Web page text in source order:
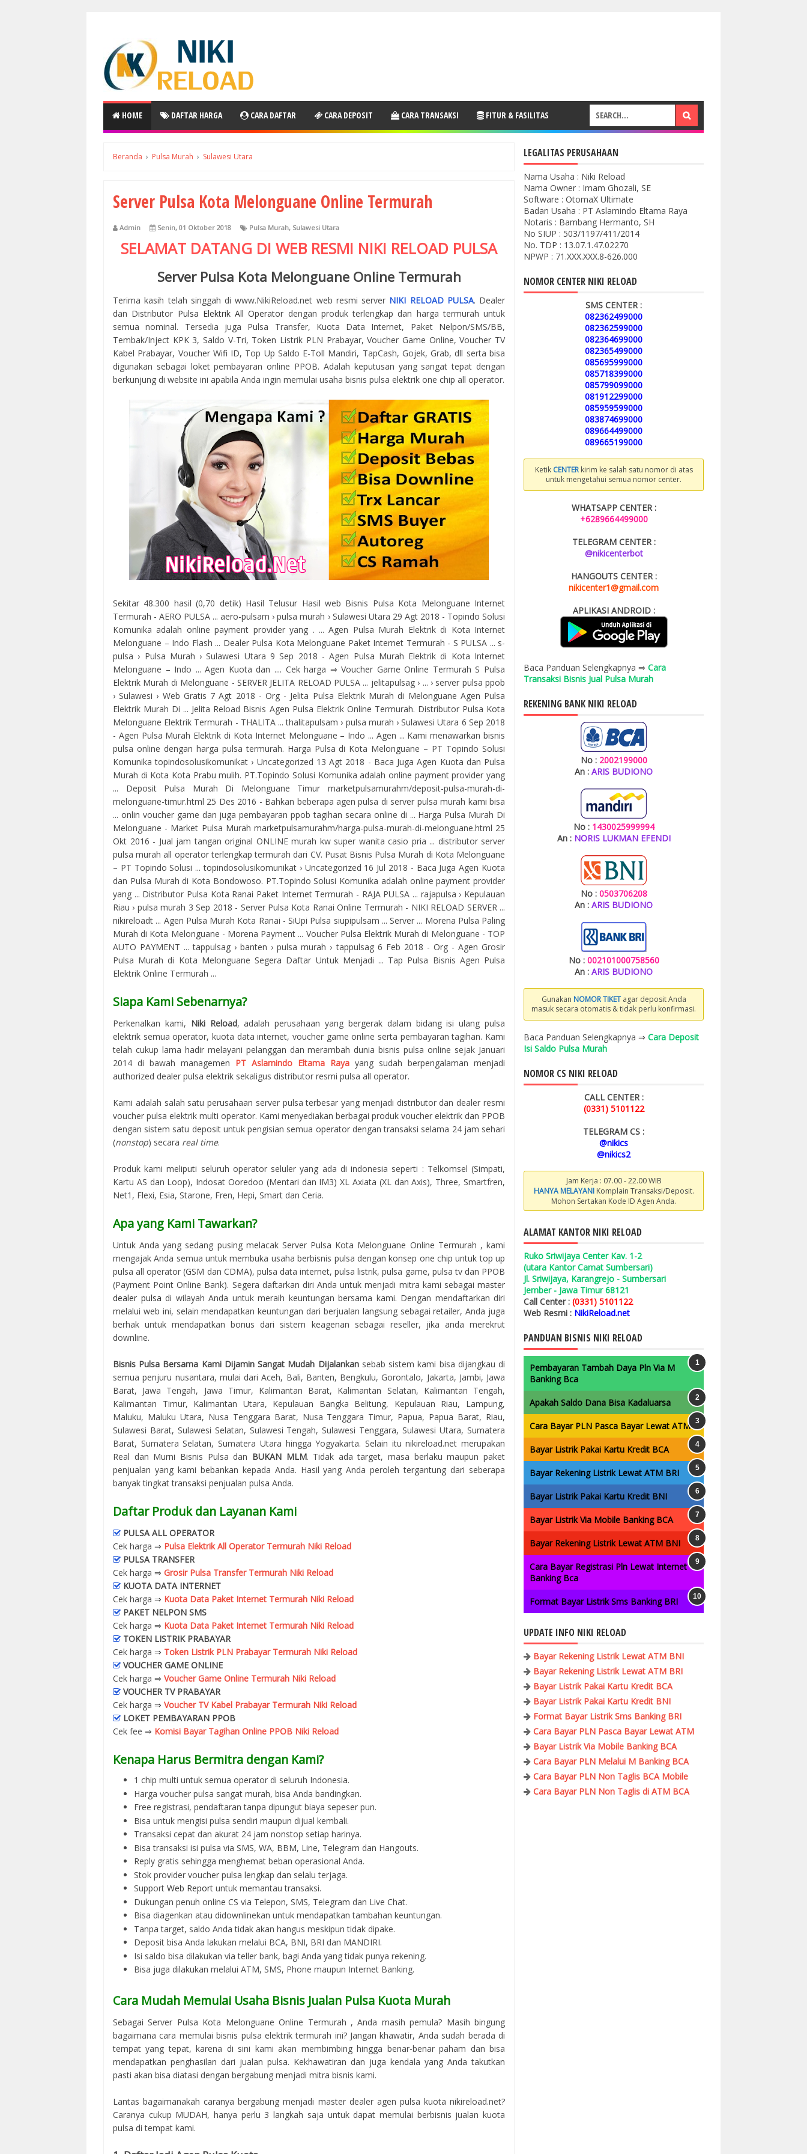
HOME DAFTAR HARGA CARA DAFTAR CARA DEPOSIT CARA TRANSAKSI FITUR & FASILITAS
Beranda › Pulsa Murah › Sulawesi Utara
Server Pulsa Kota Melonguane Online Termurah
Admin Senin, 01 Oktober 2018 Pulsa Murah, Sulawesi Utara
SELAMAT DATANG DI WEB RESMI NIKI RELOAD PULSA
Server Pulsa Kota Melonguane Online Termurah
Terima kasih telah singgah di www.NikiReload.net web resmi server NIKI RELOAD PULSA. Dealer
dan Distributor Pulsa Elektrik All Operator dengan produk terlengkap dan harga termurah untuk
semua nominal. Tersedia juga Pulsa Transfer, Kuota Data Internet, Paket Nelpon/SMS/BB,
Tembak/Inject KPK 3, Saldo V-Tri, Token Listrik PLN Prabayar, Voucher Game Online, Voucher TV
Kabel Prabayar, Voucher Wifi ID, Top Up Saldo E-Toll Mandiri, TapCash, Gojek, Grab, dll serta bisa
digunakan sebagai loket pembayaran online PPOB. Adalah keputusan yang sangat tepat dengan
berkunjung di website ini apabila Anda ingin memulai usaha bisnis pulsa elektrik one chip all operator.
Sekitar 48.300 hasil (0,70 detik) Hasil Telusur Hasil web Bisnis Pulsa Kota Melonguane Internet
Termurah - AERO PULSA ... aero-pulsam › pulsa murah › Sulawesi Utara 29 Agt 2018 - Topindo Solusi
Komunika adalah online payment provider yang . ... Agen Pulsa Murah Elektrik di Kota Internet
Melonguane – Indo Flash ... Dealer Pulsa Kota Melonguane Paket Internet Termurah - S PULSA ... s-
pulsa › Pulsa Murah › Sulawesi Utara 9 Sep 2018 - Agen Pulsa Murah Elektrik di Kota Internet
Melonguane – Indo ... Agen Kuota dan .... Cek harga ⇒ Voucher Game Online Termurah S Pulsa
Elektrik Murah di Melonguane - SERVER JELITA RELOAD PULSA ... jelitapulsag › ... › server pulsa ppob
› Sulawesi › Web Gratis 7 Agt 2018 - Org - Jelita Pulsa Elektrik Murah di Melonguane Agen Pulsa
Elektrik Murah Di ... Jelita Reload Bisnis Agen Pulsa Elektrik Online Termurah. Distributor Pulsa Kota
Melonguane Elektrik Termurah - THALITA ... thalitapulsam › pulsa murah › Sulawesi Utara 6 Sep 2018
- Agen Pulsa Murah Elektrik di Kota Internet Melonguane – Indo ... Agen ... Kami menawarkan bisnis
pulsa online dengan harga pulsa termurah. Harga Pulsa di Kota Melonguane – PT Topindo Solusi
Komunika topindosolusikomunikat › Uncategorized 13 Agt 2018 - Baca Juga Agen Kuota dan Pulsa
Murah di Kota Kota Prabu mulih. PT.Topindo Solusi Komunika adalah online payment provider yang
... Deposit Pulsa Murah Di Melonguane Timur marketpulsamurahm/deposit-pulsa-murah-di-
melonguane-timur.html 25 Des 2016 - Bahkan beberapa agen pulsa di server pulsa murah kami bisa
... onlin voucher game dan juga pembayaran ppob tagihan secara online di ... Harga Pulsa Murah Di
Melonguane - Market Pulsa Murah marketpulsamurahm/harga-pulsa-murah-di-melonguane.html 25
Okt 2016 - Jual jam tangan original ONLINE murah kw super wanita casio pria ... distributor server
pulsa murah all operator terlengkap termurah dari CV. Pusat Bisnis Pulsa Murah di Kota Melonguane
– PT Topindo Solusi ... topindosolusikomunikat › Uncategorized 16 Jul 2018 - Baca Juga Agen Kuota
dan Pulsa Murah di Kota Bondowoso. PT.Topindo Solusi Komunika adalah online payment provider
yang ... Distributor Pulsa Kota Ranai Paket Internet Termurah - RAJA PULSA ... rajapulsa › Kepulauan
Riau › pulsa murah 3 Sep 2018 - Server Pulsa Kota Ranai Online Termurah - NIKI RELOAD SERVER ...
nikireloadt ... Agen Pulsa Murah Kota Ranai - SiUpi Pulsa siupipulsam ... Server ... Morena Pulsa Paling
Murah di Kota Melonguane - Morena Payment ... Voucher Pulsa Elektrik Murah di Melonguane - TOP
AUTO PAYMENT ... tappulsag › banten › pulsa murah › tappulsag 6 Feb 2018 - Org - Agen Grosir
Pulsa Murah di Kota Melonguane Segera Daftar Untuk Menjadi ... Tap Pulsa Bisnis Agen Pulsa
Elektrik Online Termurah ...
Siapa Kami Sebenarnya?
Perkenalkan kami, Niki Reload, adalah perusahaan yang bergerak dalam bidang isi ulang pulsa
elektrik semua operator, kuota data internet, voucher game online serta pembayaran tagihan. Kami
telah cukup lama hadir melayani pelanggan dan merambah dunia bisnis pulsa online sejak Januari
2014 di bawah managemen PT Aslamindo Eltama Raya yang sudah berpengalaman menjadi
authorized dealer pulsa elektrik sekaligus distributor resmi pulsa all operator.
Kami adalah salah satu perusahaan server pulsa terbesar yang menjadi distributor dan dealer resmi
voucher pulsa elektrik multi operator. Kami menyediakan berbagai produk voucher elektrik dan PPOB
dengan sistem satu deposit untuk pengisian semua operator dengan transaksi selama 24 jam sehari
(nonstop) secara real time.
Produk kami meliputi seluruh operator seluler yang ada di indonesia seperti : Telkomsel (Simpati,
Kartu AS dan Loop), Indosat Ooredoo (Mentari dan IM3) XL Axiata (XL dan Axis), Three, Smartfren,
Net1, Flexi, Esia, Starone, Fren, Hepi, Smart dan Ceria.
Apa yang Kami Tawarkan?
Untuk Anda yang sedang pusing melacak Server Pulsa Kota Melonguane Online Termurah , kami
mengajak Anda semua untuk membuka usaha berbisnis pulsa dengan konsep one chip untuk top up
pulsa all operator (GSM dan CDMA), pulsa data internet, pulsa listrik, pulsa game, pulsa tv dan PPOB
(Payment Point Online Bank). Segera daftarkan diri Anda untuk menjadi mitra kami sebagai master
dealer pulsa di wilayah Anda untuk meraih keuntungan bersama kami. Dengan mendaftarkan diri
melalui web ini, selain mendapatkan keuntungan dari berjualan langsung sebagai retailer, Anda juga
berhak untuk mendapatkan bonus dari sistem keagenan sebagai reseller, jika anda merekrut
downline.
Bisnis Pulsa Bersama Kami Dijamin Sangat Mudah Dijalankansebab sistem kami bisa dijangkau di
semua penjuru nusantara, mulai dari Aceh, Bali, Banten, Bengkulu, Gorontalo, Jakarta, Jambi, Jawa
Barat, Jawa Tengah, Jawa Timur, Kalimantan Barat, Kalimantan Selatan, Kalimantan Tengah,
Kalimantan Timur, Kalimantan Utara, Kepulauan Bangka Belitung, Kepulauan Riau, Lampung,
Maluku, Maluku Utara, Nusa Tenggara Barat, Nusa Tenggara Timur, Papua, Papua Barat, Riau,
Sulawesi Barat, Sulawesi Selatan, Sulawesi Tengah, Sulawesi Tenggara, Sulawesi Utara, Sumatera
Barat, Sumatera Selatan, Sumatera Utara hingga Yogyakarta. Selain itu nikireload.net merupakan
Real dan Murni Bisnis Pulsa dan BUKAN MLM. Tidak ada target, masa berlaku maupun paket
penjualan yang kami bebankan kepada Anda. Hasil yang Anda peroleh tergantung dari seberapa
banyak tingkat transaksi penjualan pulsa Anda.
Daftar Produk dan Layanan Kami
PULSA ALL OPERATOR
Cek harga ⇒ Pulsa Elektrik All Operator Termurah Niki Reload
PULSA TRANSFER
Cek harga ⇒ Grosir Pulsa Transfer Termurah Niki Reload
KUOTA DATA INTERNET
Cek harga ⇒ Kuota Data Paket Internet Termurah Niki Reload
PAKET NELPON SMS
Cek harga ⇒ Kuota Data Paket Internet Termurah Niki Reload
TOKEN LISTRIK PRABAYAR
Cek harga ⇒ Token Listrik PLN Prabayar Termurah Niki Reload
VOUCHER GAME ONLINE
Cek harga ⇒ Voucher Game Online Termurah Niki Reload
VOUCHER TV PRABAYAR
Cek harga ⇒ Voucher TV Kabel Prabayar Termurah Niki Reload
LOKET PEMBAYARAN PPOB
Cek fee ⇒ Komisi Bayar Tagihan Online PPOB Niki Reload
Kenapa Harus Bermitra dengan Kami?
1 chip multi untuk semua operator di seluruh Indonesia.
Harga voucher pulsa sangat murah, bisa Anda bandingkan.
Free registrasi, pendaftaran tanpa dipungut biaya sepeser pun.
Bisa untuk mengisi pulsa sendiri maupun dijual kembali.
Transaksi cepat dan akurat 24 jam nonstop setiap harinya.
Bisa transaksi isi pulsa via SMS, WA, BBM, Line, Telegram dan Hangouts.
Reply gratis sehingga menghemat beban operasional Anda.
Stok provider voucher pulsa lengkap dan selalu terjaga.
Support Web Report untuk memantau transaksi.
Dukungan penuh online CS via Telepon, SMS, Telegram dan Live Chat.
Bisa diagenkan atau didownlinekan untuk mendapatkan tambahan keuntungan.
Tanpa target, saldo Anda tidak akan hangus meskipun tidak dipake.
Deposit bisa Anda lakukan melalui BCA, BNI, BRI dan MANDIRI.
Isi saldo bisa dilakukan via teller bank, bagi Anda yang tidak punya rekening.
Bisa juga dilakukan melalui ATM, SMS, Phone maupun Internet Banking.
Cara Mudah Memulai Usaha Bisnis Jualan Pulsa Kuota Murah
Sebagai Server Pulsa Kota Melonguane Online Termurah , Anda masih pemula? Masih bingung
bagaimana cara memulai bisnis pulsa elektrik termurah ini? Jangan khawatir, Anda sudah berada di
tempat yang tepat, karena di sini kami akan membimbing hingga benar-benar paham dan bisa
mendapatkan penghasilan dari jualan pulsa. Kekhawatiran dan juga kendala yang Anda takutkan
pasti akan bisa diatasi dengan bergabung menjadi mitra bisnis kami.
Lantas bagaimanakah caranya bergabung menjadi master dealer agen pulsa kuota nikireload.net?
Caranya cukup MUDAH, hanya perlu 3 langkah saja untuk dapat memulai berbisnis jualan kuota
pulsa di tempat kami.
LEGALITAS PERUSAHAAN
Nama Usaha : Niki Reload
Nama Owner : Imam Ghozali, SE
Software : OtomaX Ultimate
Badan Usaha : PT Aslamindo Eltama Raya
Notaris : Bambang Hermanto, SH
No SIUP : 503/1197/411/2014
No. TDP : 13.07.1.47.02270
NPWP : 71.XXX.XXX.8-626.000
NOMOR CENTER NIKI RELOAD
SMS CENTER :
082362499000
082362599000
082364699000
082365499000
085695999000
085718399000
085799099000
081912299000
085959599000
083874699000
089664499000
089665199000
Ketik CENTERkirim ke salah satu nomor di atas
untuk mengetahui semua nomor center.
WHATSAPP CENTER :
+6289664499000
TELEGRAM CENTER :
@nikicenterbot
HANGOUTS CENTER :
nikicenter1@gmail.com
APLIKASI ANDROID :
Baca Panduan Selengkapnya ⇒ Cara
Transaksi Bisnis Jual Pulsa Murah
REKENING BANK NIKI RELOAD
No : 2002199000
An : ARIS BUDIONO
No : 1430025999994
An : NORIS LUKMAN EFENDI
No : 0503706208
An : ARIS BUDIONO
No : 002101000758560
An : ARIS BUDIONO
Gunakan NOMOR TIKETagar deposit Anda
masuk secara otomatis & tidak perlu konfirmasi.
Baca Panduan Selengkapnya ⇒ Cara Deposit
Isi Saldo Pulsa Murah
NOMOR CS NIKI RELOAD
CALL CENTER :
(0331) 5101122
TELEGRAM CS :
@nikics
@nikics2
Jam Kerja : 07.00 - 22.00 WIB
HANYA MELAYANIKomplain Transaksi/Deposit.
Mohon Sertakan Kode ID Agen Anda.
ALAMAT KANTOR NIKI RELOAD
Ruko Sriwijaya Center Kav. 1-2
(utara Kantor Camat Sumbersari)
Jl. Sriwijaya, Karangrejo - Sumbersari
Jember - Jawa Timur 68121
Call Center : (0331) 5101122
Web Resmi : NikiReload.net
PANDUAN BISNIS NIKI RELOAD
Pembayaran Tambah Daya Pln Via M
Banking Bca
Apakah Saldo Dana Bisa Kadaluarsa
Cara Bayar PLN Pasca Bayar Lewat ATM
Bayar Listrik Pakai Kartu Kredit BCA
Bayar Rekening Listrik Lewat ATM BRI
Bayar Listrik Pakai Kartu Kredit BNI
Bayar Listrik Via Mobile Banking BCA
Bayar Rekening Listrik Lewat ATM BNI
Cara Bayar Registrasi Pln Lewat Internet
Banking Bca
Format Bayar Listrik Sms Banking BRI
UPDATE INFO NIKI RELOAD
Bayar Rekening Listrik Lewat ATM BNI
Bayar Rekening Listrik Lewat ATM BRI
Bayar Listrik Pakai Kartu Kredit BCA
Bayar Listrik Pakai Kartu Kredit BNI
Format Bayar Listrik Sms Banking BRI
Cara Bayar PLN Pasca Bayar Lewat ATM
Bayar Listrik Via Mobile Banking BCA
Cara Bayar PLN Melalui M Banking BCA
Cara Bayar PLN Non Taglis BCA Mobile
Cara Bayar PLN Non Taglis di ATM BCA